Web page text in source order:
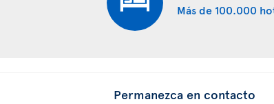
Más de 100.000
Permanezca en contacto